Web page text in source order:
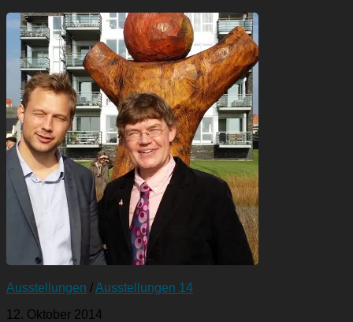
Ausstellungen /Ausstellungen 14
12. Oktober 2014